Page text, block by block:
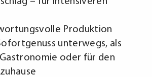
Produktion
unterwegs, als
oder für den